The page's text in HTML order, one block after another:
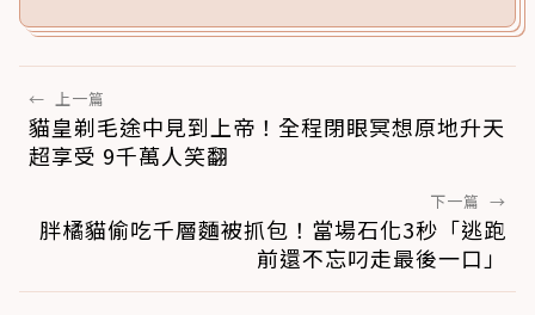
← 上一篇
貓皇剃毛途中見到上帝！全程閉眼冥想原地升天
超享受 9千萬人笑翻
下一篇 →
胖橘貓偷吃千層麵被抓包！當場石化3秒「逃跑
前還不忘叼走最後一口」